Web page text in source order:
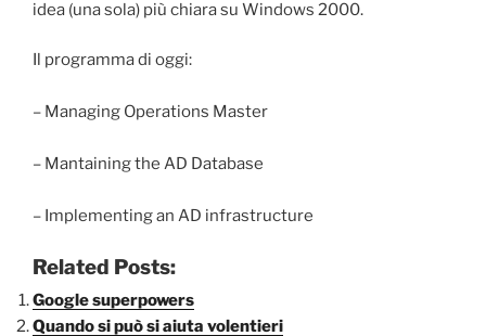
idea (una sola) più chiara su Windows 2000.
Il programma di oggi:
– Managing Operations Master
– Mantaining the AD Database
– Implementing an AD infrastructure
Related Posts:
Google superpowers
Quando si può si aiuta volentieri